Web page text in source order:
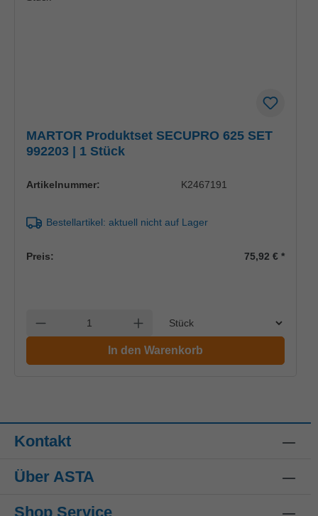
MARTOR Produktset SECUPRO 625 SET
992203 | 1 Stück
Artikelnummer: K2467191
Bestellartikel: aktuell nicht auf Lager
Preis: 75,92 €*
Anzahl verringern Anzahl erhöhen
In den Warenkorb
Kontakt
Über ASTA
Shop Service